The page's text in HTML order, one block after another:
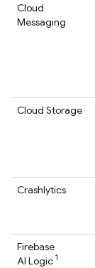
Cloud
Messaging
Cloud Storage
Crashlytics
Firebase
AI Logic 1